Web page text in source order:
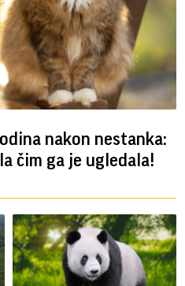
nakon nestanka:
čim ga je ugledala!